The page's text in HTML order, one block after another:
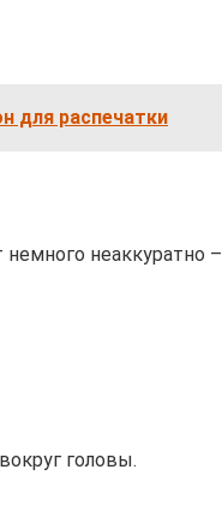
для распечатки
неаккуратно –
головы.